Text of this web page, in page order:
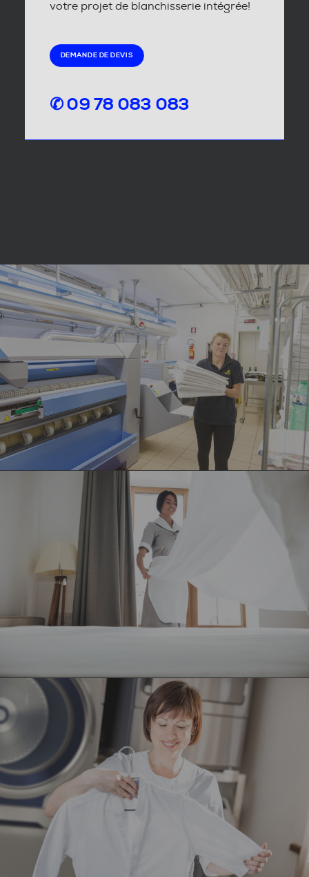
votre projet de blanchisserie intégrée!
DEMANDE DE DEVIS
✆ 09 78 083 083